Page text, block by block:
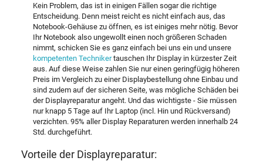
Kein Problem, das ist in einigen Fällen sogar die richtige
Entscheidung. Denn meist reicht es nicht einfach aus, das
Notebook-Gehäuse zu öffnen, es ist einiges mehr nötig. Bevor
Ihr Notebook also ungewollt einen noch größeren Schaden
nimmt, schicken Sie es ganz einfach bei uns ein und unsere
kompetenten Technikertauschen Ihr Display in kürzester Zeit
aus. Auf diese Weise zahlen Sie nur einen geringfügig höheren
Preis im Vergleich zu einer Displaybestellung ohne Einbau und
sind zudem auf der sicheren Seite, was mögliche Schäden bei
der Displayreparatur angeht. Und das wichtigste - Sie müssen
nur knapp 5 Tage auf Ihr Laptop (incl. Hin und Rückversand)
verzichten. 95% aller Display Reparaturen werden innerhalb 24
Std. durchgeführt.
Vorteile der Displayreparatur: